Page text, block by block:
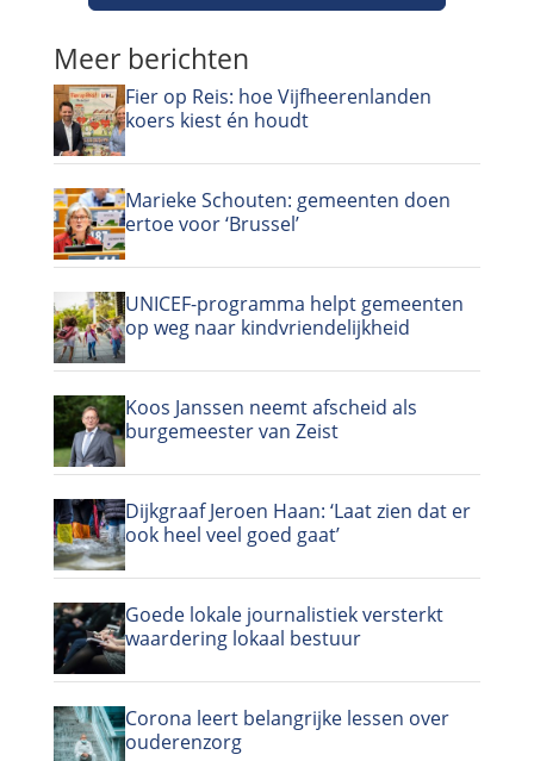
Meer berichten
Fier op Reis: hoe Vijfheerenlanden
koers kiest én houdt
Marieke Schouten: gemeenten doen
ertoe voor ‘Brussel’
UNICEF-programma helpt gemeenten
op weg naar kindvriendelijkheid
Koos Janssen neemt afscheid als
burgemeester van Zeist
Dijkgraaf Jeroen Haan: ‘Laat zien dat er
ook heel veel goed gaat’
Goede lokale journalistiek versterkt
waardering lokaal bestuur
Corona leert belangrijke lessen over
ouderenzorg